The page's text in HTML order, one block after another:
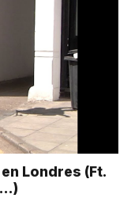
Londres (Ft.